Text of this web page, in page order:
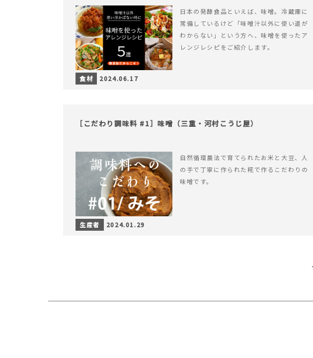
日本の発酵食品といえば、味噌。冷蔵庫に
常備しているけど「味噌汁以外に使い道が
わからない」という方へ、味噌を使ったア
レンジレシピをご紹介します。
食材 2024.06.17
［こだわり調味料 #1］味噌（三重・河村こうじ屋）
自然循環農法で育てられたお米と大豆、人
の手で丁寧に作られた糀で作るこだわりの
味噌です。
生産者 2024.01.29